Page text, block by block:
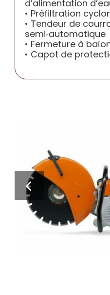
d’alimentation
• Préfiltration
• Tendeur de
semi‑automatique
• Fermeture à
• Capot de